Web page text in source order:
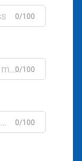
0/100
0/100
0/100